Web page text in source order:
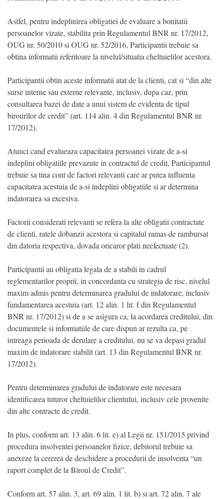
Astfel, pentru indeplinirea obligatiei de evaluare a bonitatii
persoanelor vizate, stabilita prin Regulamentul BNR nr. 17/2012,
OUG nr. 50/2010 si OUG nr. 52/2016, Participantii trebuie sa
obtina informatii referitoare la nivelul/situatia cheltuielilor acestora.
Participantii obtin aceste informatii atat de la clienti, cat si “din alte
surse interne sau externe relevante, inclusiv, dupa caz, prin
consultarea bazei de date a unui sistem de evidenta de tipul
birourilor de credit” (art. 114 alin. 4 din Regulamentul BNR nr.
17/2012).
Atunci cand evalueaza capacitatea persoanei vizate de a-si
indeplini obligatiile prevazute in contractul de credit, Participantul
trebuie sa tina cont de factori relevanti care ar putea influenta
capacitatea acestuia de a-si indeplini obligatiile si ar determina
indatorarea sa excesiva.
Factorii considerati relevanti se refera la alte obligatii contractate
de clienti, ratele dobanzii acestora si capitalul ramas de rambursat
din datoria respectiva, dovada oricaror plati neefectuate (2).
Participantii au obligatia legala de a stabili in cadrul
reglementarilor proprii, in concordanta cu strategia de risc, nivelul
maxim admis pentru determinarea gradului de indatorare, inclusiv
fundamentarea acestuia (art. 12 alin. 1 lit. f din Regulamentul
BNR nr. 17/2012) si de a se asigura ca, la acordarea creditului, din
documentele si informatiile de care dispun ar rezulta ca, pe
intreaga perioada de derulare a creditului, nu se va depasi gradul
maxim de indatorare stabilit (art. 13 din Regulamentul BNR nr.
17/2012).
Pentru determinarea gradului de indatorare este necesara
identificarea tuturor cheltuielilor clientului, inclusiv cele provenite
din alte contracte de credit.
In plus, conform art. 13 alin. 6 lit. e) al Legii nr. 151/2015 privind
procedura insolventei persoanelor fizice, debitorul trebuie sa
anexeze la cererea de deschidere a procedurii de insolventa “un
raport complet de la Biroul de Credit”.
Conform art. 57 alin. 3, art. 69 alin. 1 lit. b) si art. 72 alin. 7 ale